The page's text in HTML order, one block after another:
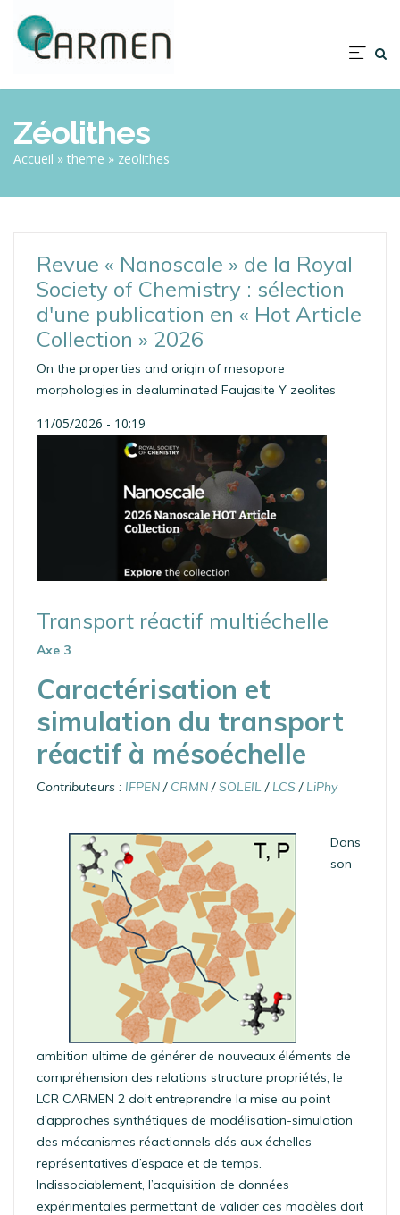
contenu
Zéolithes
Fil
d'Ariane
Accueil theme zeolithes
Revue « Nanoscale » de la Royal
Society of Chemistry : sélection
d'une publication en « Hot Article
Collection » 2026
On the properties and origin of mesopore
morphologies in dealuminated Faujasite Y zeolites
11/05/2026 - 10:19
Transport réactif multiéchelle
Axe 3
Caractérisation et
simulation du transport
réactif à mésoéchelle
Contributeurs : IFPEN / CRMN /SOLEIL / LCS / LiPhy
Dans
son
ambition ultime de générer de nouveaux éléments de
compréhension des relations structure propriétés, le
LCR CARMEN 2 doit entreprendre la mise au point
d’approches synthétiques de modélisation-simulation
des mécanismes réactionnels clés aux échelles
représentatives d’espace et de temps.
Indissociablement, l’acquisition de données
expérimentales permettant de valider ces modèles doit